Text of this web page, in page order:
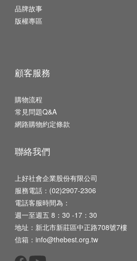
品牌故事
版權專區
顧客服務
購物流程
常見問題Q&A
網路購物約定條款
聯絡我們
上好社會企業股份有限公司
服務電話：(02)2907-2306
電話客服時間為：
週一至週五 8：30 -17：30
地址：新北市新莊區中正路708號7樓
信箱：info@thebest.org.tw